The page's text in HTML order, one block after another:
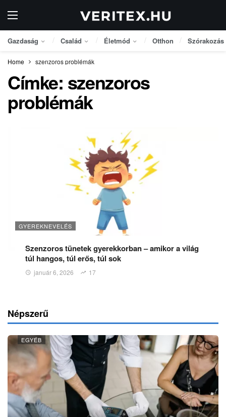
Gazdaság Család Életmód Otthon Szórakozás
Home szenzoros problémák
Címke: szenzoros
problémák
GYEREKNEVELÉS
Szenzoros tünetek gyerekkorban – amikor a világ
túl hangos, túl erős, túl sok
január 6, 2026 17
Népszerű
EGYÉB